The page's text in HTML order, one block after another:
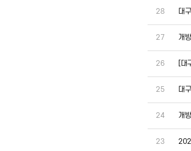
28 대
27 개
26 [
25 대
24 개
23